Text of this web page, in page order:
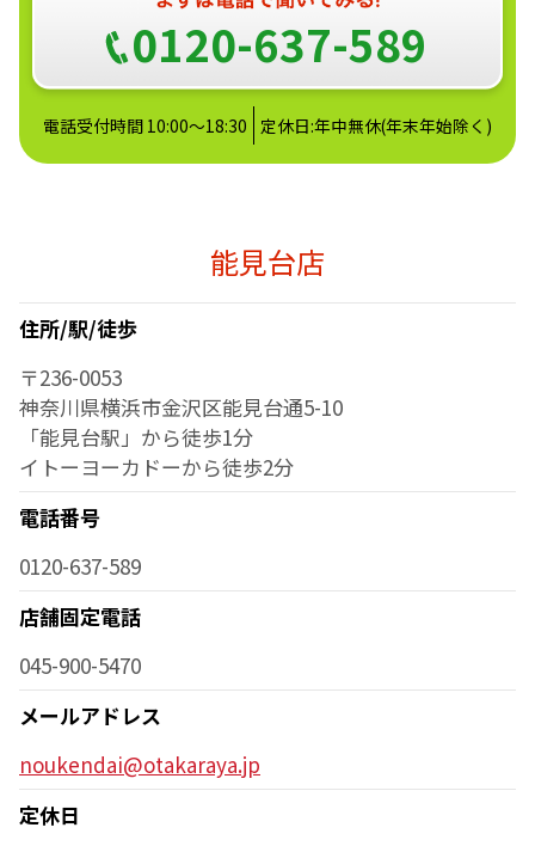
0120-637-589
電話受付時間 10:00～18:30 定休日:年中無休(年末年始除く)
能見台店
住所/駅/徒歩
〒236-0053
神奈川県横浜市金沢区能見台通5-10
「能見台駅」から徒歩1分
イトーヨーカドーから徒歩2分
電話番号
0120-637-589
店舗固定電話
045-900-5470
メールアドレス
noukendai@otakaraya.jp
定休日